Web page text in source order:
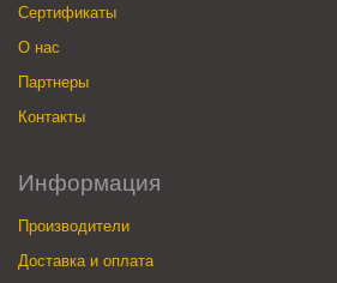
Сертификаты
О нас
Партнеры
Контакты
Информация
Производители
Доставка и оплата